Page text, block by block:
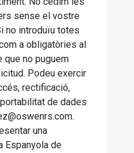
sense el vostre
no introduïu totes
a obligatòries al
no puguem
Podeu exercir
rectificació,
de dades
una
Espanyola de